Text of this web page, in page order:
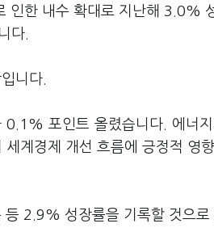
인한 내수 확대로 지난해 3.0%
다.
니다.
포인트 올렸습니다. 에너
계경제 개선 흐름에 긍정적 영
2.9% 성장률을 기록할 것으로